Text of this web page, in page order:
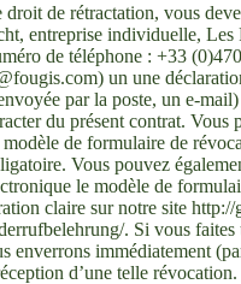
de rétractation, vous
entreprise individuelle, Les
de téléphone : +33
un une
par la poste, un e-
du présent contrat. Vous
de formulaire de
Vous pouvez
le modèle de
claire sur notre site http://
. Si vous faites
enverrons immédiatement
d’une telle révocation.